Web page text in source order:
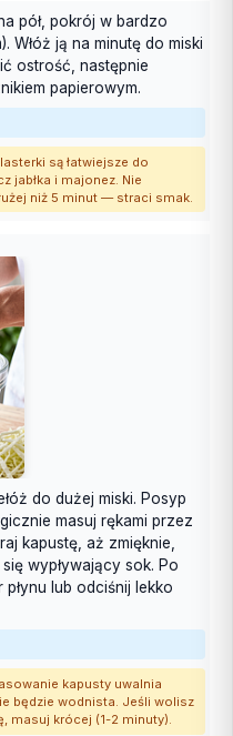
pół, pokrój w bardzo
Włóż ją na minutę do miski
ostrość, następnie
papierowym.
są łatwiejsze do
jabłka i majonez. Nie
niż 5 minut — straci smak.
do dużej miski. Posyp
masuj rękami przez
kapustę, aż zmięknie,
wypływający sok. Po
lub odciśnij lekko
kapusty uwalnia
będzie wodnista. Jeśli wolisz
masuj krócej (1-2 minuty).